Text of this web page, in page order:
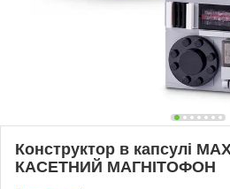
Конструктор в капсулі
КАСЕТНИЙ МАГНІТОФОН